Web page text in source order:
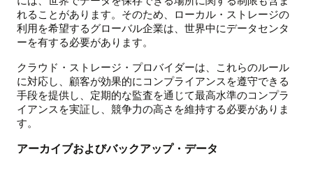
れることがあります。そのため、ローカル・ストレージの
利用を希望するグローバル企業は、世界中にデータセンタ
ーを有する必要があります。
クラウド・ストレージ・プロバイダーは、これらのルール
に対応し、顧客が効果的にコンプライアンスを遵守できる
手段を提供し、定期的な監査を通じて最高水準のコンプラ
イアンスを実証し、競争力の高さを維持する必要がありま
す。
アーカイブおよびバックアップ・データ